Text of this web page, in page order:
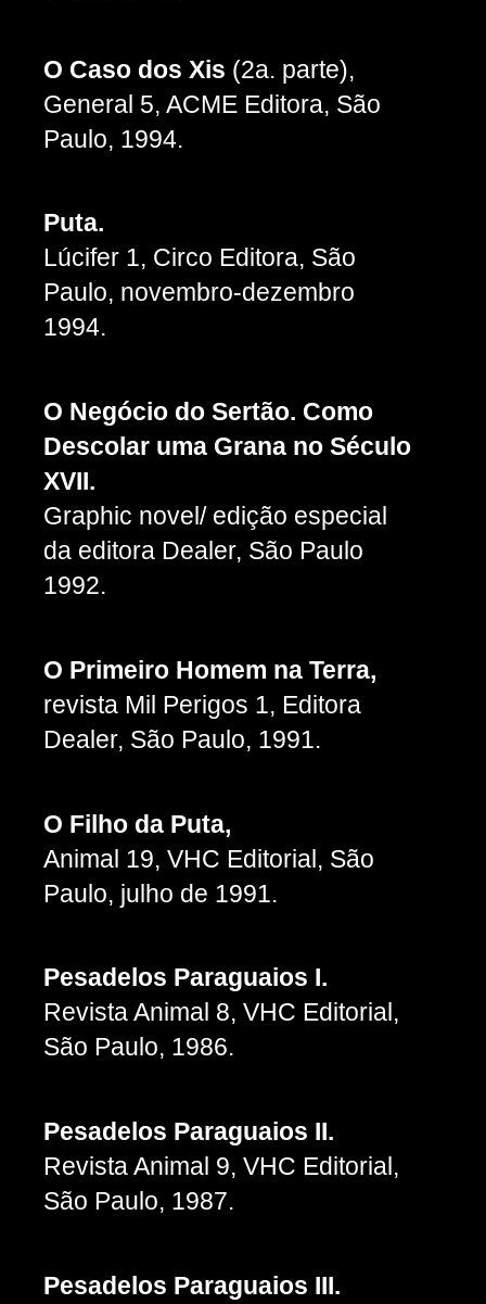
O Caso dos Xis (2a. parte),
General 5, ACME Editora, São
Paulo, 1994.
Puta.
Lúcifer 1, Circo Editora, São
Paulo, novembro-dezembro
1994.
O Negócio do Sertão. Como
Descolar uma Grana no Século
XVII.
Graphic novel/ edição especial
da editora Dealer, São Paulo
1992.
O Primeiro Homem na Terra,
revista Mil Perigos 1, Editora
Dealer, São Paulo, 1991.
O Filho da Puta,
Animal 19, VHC Editorial, São
Paulo, julho de 1991.
Pesadelos Paraguaios I.
Revista Animal 8, VHC Editorial,
São Paulo, 1986.
Pesadelos Paraguaios II.
Revista Animal 9, VHC Editorial,
São Paulo, 1987.
Pesadelos Paraguaios III.